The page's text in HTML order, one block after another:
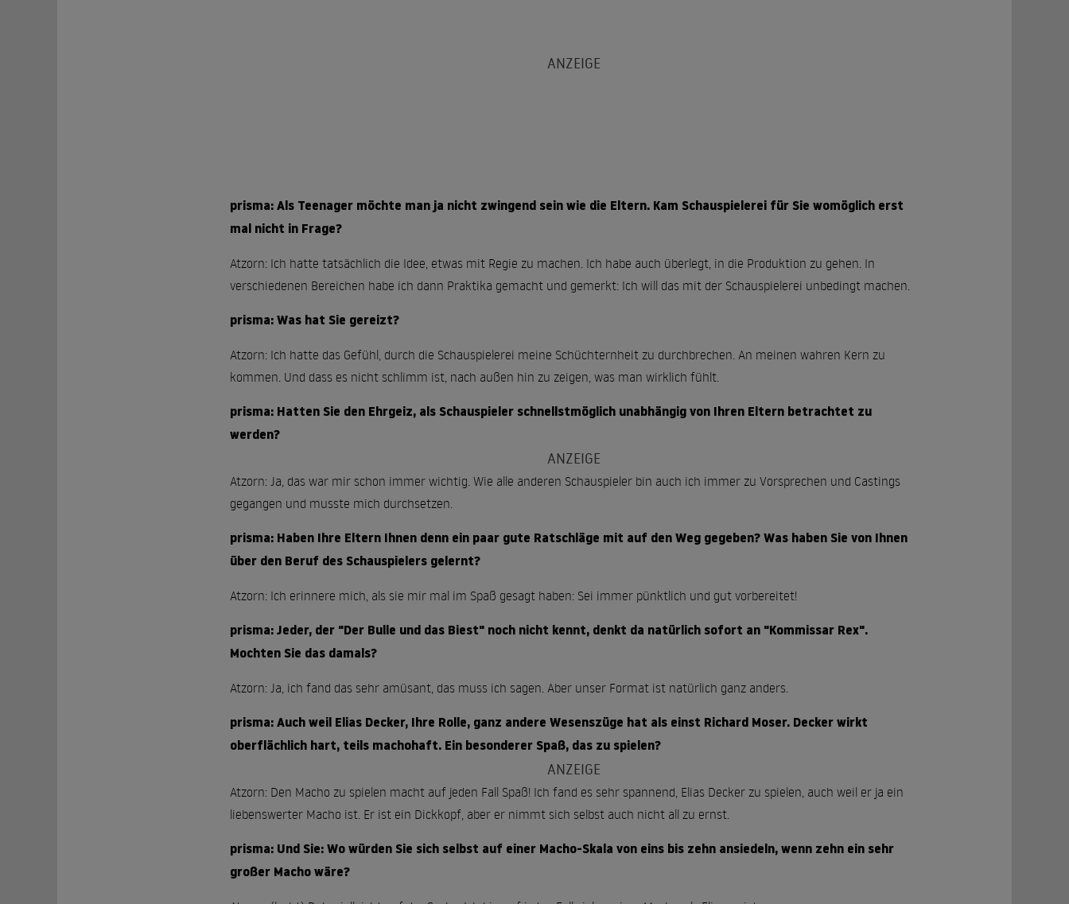
prisma: Als Teenager möchte man ja nicht zwingend sein wie die Eltern. Kam Schauspielerei für Sie womöglich erst
mal nicht in Frage?
Atzorn: Ich hatte tatsächlich die Idee, etwas mit Regie zu machen. Ich habe auch überlegt, in die Produktion zu gehen. In
verschiedenen Bereichen habe ich dann Praktika gemacht und gemerkt: Ich will das mit der Schauspielerei unbedingt machen.
prisma: Was hat Sie gereizt?
Atzorn: Ich hatte das Gefühl, durch die Schauspielerei meine Schüchternheit zu durchbrechen. An meinen wahren Kern zu
kommen. Und dass es nicht schlimm ist, nach außen hin zu zeigen, was man wirklich fühlt.
prisma: Hatten Sie den Ehrgeiz, als Schauspieler schnellstmöglich unabhängig von Ihren Eltern betrachtet zu
werden?
Atzorn: Ja, das war mir schon immer wichtig. Wie alle anderen Schauspieler bin auch ich immer zu Vorsprechen und Castings
gegangen und musste mich durchsetzen.
prisma: Haben Ihre Eltern Ihnen denn ein paar gute Ratschläge mit auf den Weg gegeben? Was haben Sie von Ihnen
über den Beruf des Schauspielers gelernt?
Atzorn: Ich erinnere mich, als sie mir mal im Spaß gesagt haben: Sei immer pünktlich und gut vorbereitet!
prisma: Jeder, der "Der Bulle und das Biest" noch nicht kennt, denkt da natürlich sofort an "Kommissar Rex".
Mochten Sie das damals?
Atzorn: Ja, ich fand das sehr amüsant, das muss ich sagen. Aber unser Format ist natürlich ganz anders.
prisma: Auch weil Elias Decker, Ihre Rolle, ganz andere Wesenszüge hat als einst Richard Moser. Decker wirkt
oberflächlich hart, teils machohaft. Ein besonderer Spaß, das zu spielen?
Atzorn: Den Macho zu spielen macht auf jeden Fall Spaß! Ich fand es sehr spannend, Elias Decker zu spielen, auch weil er ja ein
liebenswerter Macho ist. Er ist ein Dickkopf, aber er nimmt sich selbst auch nicht all zu ernst.
prisma: Und Sie: Wo würden Sie sich selbst auf einer Macho-Skala von eins bis zehn ansiedeln, wenn zehn ein sehr
großer Macho wäre?